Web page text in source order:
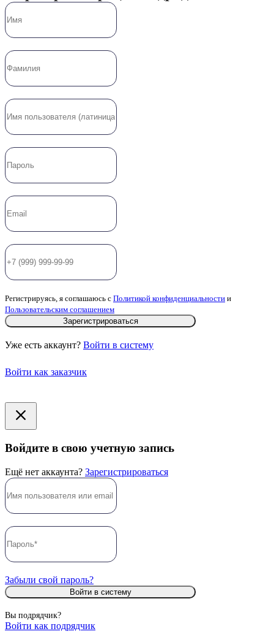
Регистрируясь, я соглашаюсь с Политикой конфиденциальности и
Пользовательским соглашением
Зарегистрироваться
Уже есть аккаунт? Войти в систему
Войти как заказчик
Войдите в свою учетную запись
Ещё нет аккаунта? Зарегистрироваться
Забыли свой пароль?
Войти в систему
Вы подрядчик?
Войти как подрядчик